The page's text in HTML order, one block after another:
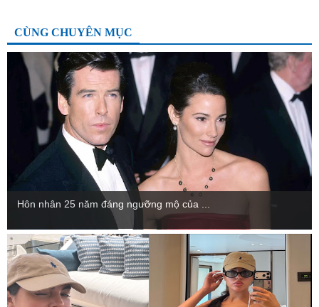
CÙNG CHUYÊN MỤC
Hôn nhân 25 năm đáng ngưỡng mộ của ...